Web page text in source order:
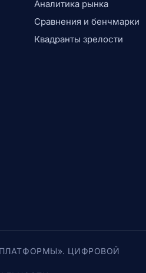
Аналитика рынка
Сравнения и бенчмарки
Квадранты зрелости
ЦИФРОВОЙ